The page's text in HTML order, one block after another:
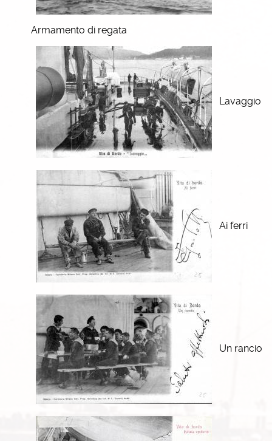
Armamento di regata
Lavaggio
Ai ferri
Un rancio